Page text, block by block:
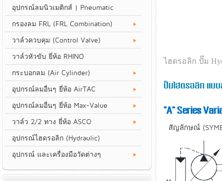
ไฮดรอลิก ปั๊ม
ปั๊มไฮดรอลิก แบ
"A" Series
สัญลักษณ์
อุปกรณ์ลมนิวเมติกส์ | Pneumatic
กรองลม FRL (FRL Combination)
วาล์วควบคุม (Control Valve)
วาล์วหัวขับ ยี่ห้อ RHINO
กระบอกลม (Air Cylinder)
อุปกรณ์ลมอื่นๆ ยี่ห้อ AirTAC
อุปกรณ์ลมอื่นๆ ยี่ห้อ Max-Value
วาล์ว 2/2 ทาง ยี่ห้อ ASCO
อุปกรณ์ไฮดรอลิก (Hydraulic)
อุปกรณ์ และเครื่องมือวัดต่างๆ